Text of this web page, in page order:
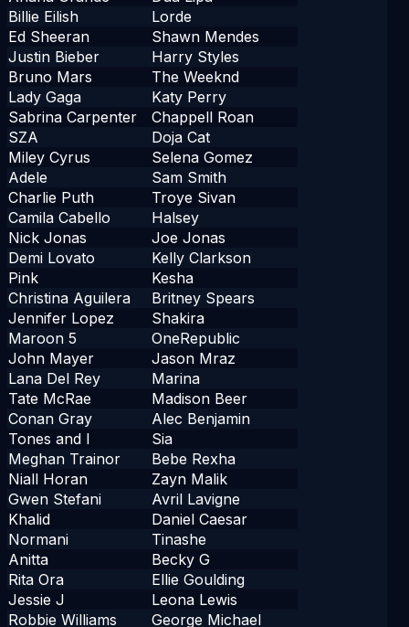
Billie Eilish
Lorde
Ed Sheeran
Shawn Mendes
Justin Bieber
Harry Styles
Bruno Mars
The Weeknd
Lady Gaga
Katy Perry
Sabrina Carpenter
Chappell Roan
SZA
Doja Cat
Miley Cyrus
Selena Gomez
Adele
Sam Smith
Charlie Puth
Troye Sivan
Camila Cabello
Halsey
Nick Jonas
Joe Jonas
Demi Lovato
Kelly Clarkson
Pink
Kesha
Christina Aguilera
Britney Spears
Jennifer Lopez
Shakira
Maroon 5
OneRepublic
John Mayer
Jason Mraz
Lana Del Rey
Marina
Tate McRae
Madison Beer
Conan Gray
Alec Benjamin
Tones and I
Sia
Meghan Trainor
Bebe Rexha
Niall Horan
Zayn Malik
Gwen Stefani
Avril Lavigne
Khalid
Daniel Caesar
Normani
Tinashe
Anitta
Becky G
Rita Ora
Ellie Goulding
Jessie J
Leona Lewis
Robbie Williams
George Michael